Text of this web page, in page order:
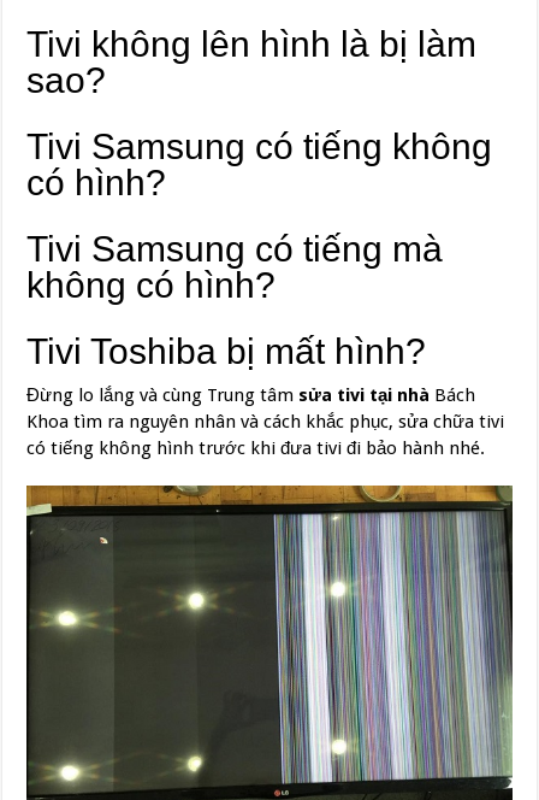
Tivi không lên hình là bị làm
sao?
Tivi Samsung có tiếng không
có hình?
Tivi Samsung có tiếng mà
không có hình?
Tivi Toshiba bị mất hình?
Đừng lo lắng và cùng Trung tâm sửa tivi tại nhà Bách
Khoa tìm ra nguyên nhân và cách khắc phục, sửa chữa tivi
có tiếng không hình trước khi đưa tivi đi bảo hành nhé.